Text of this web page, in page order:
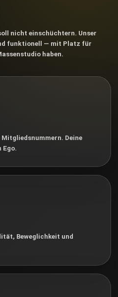
nicht einschüchtern. Unser
funktionell — mit Platz für
haben.
Mitgliedsnummern. Deine
Ego.
Beweglichkeit und